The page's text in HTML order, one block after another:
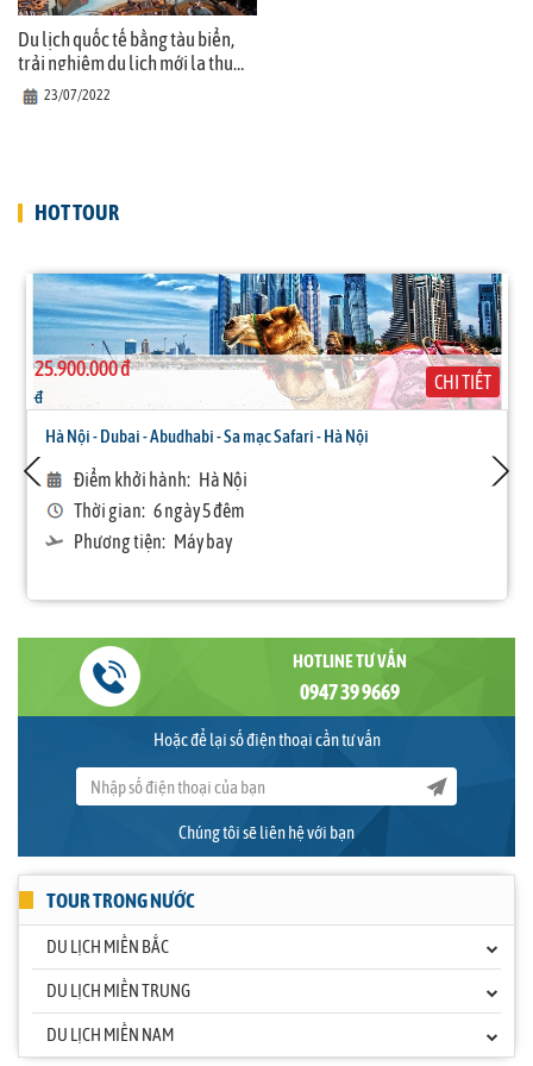
Du lịch quốc tế bằng tàu biển,
trải nghiệm du lịch mới lạ thu
hút du khách
23/07/2022
HOT TOUR
25.900.000 đ
đ
CHI TIẾT
Hà Nội - Dubai - Abudhabi - Sa mạc Safari - Hà Nội
Điểm khởi hành: Hà Nội
Thời gian: 6 ngày 5 đêm
Phương tiện: Máy bay
HOTLINE TƯ VẤN
0947 39 9669
Hoặc để lại số điện thoại cần tư vấn
Chúng tôi sẽ liên hệ với bạn
TOUR TRONG NƯỚC
DU LỊCH MIỀN BẮC
DU LỊCH MIỀN TRUNG
DU LỊCH MIỀN NAM